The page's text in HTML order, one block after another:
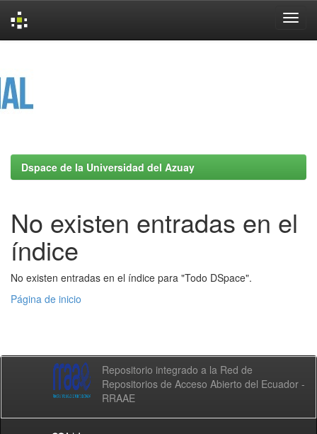
Dspace de la Universidad del Azuay
No existen entradas en el
índice
No existen entradas en el índice para "Todo DSpace".
Página de inicio
Repositorio integrado a la Red de
Repositorios de Acceso Abierto del Ecuador -
RRAAE